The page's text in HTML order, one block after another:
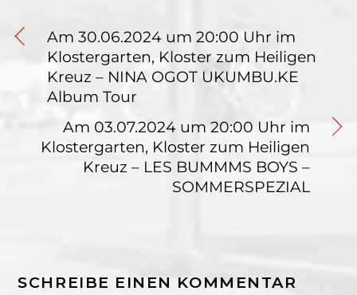
Am 30.06.2024 um 20:00 Uhr im
Klostergarten, Kloster zum Heiligen
Kreuz – NINA OGOT UKUMBU.KE
Album Tour
Am 03.07.2024 um 20:00 Uhr im
Klostergarten, Kloster zum Heiligen
Kreuz – LES BUMMMS BOYS –
SOMMERSPEZIAL
SCHREIBE EINEN KOMMENTAR